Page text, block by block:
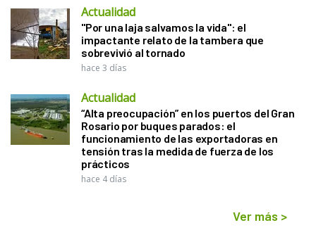
Actualidad
"Por una laja salvamos la vida": el
impactante relato de la tambera que
sobrevivió al tornado
hace 3 días
Actualidad
“Alta preocupación” en los puertos del Gran
Rosario por buques parados: el
funcionamiento de las exportadoras en
tensión tras la medida de fuerza de los
prácticos
hace 4 días
Ver más >